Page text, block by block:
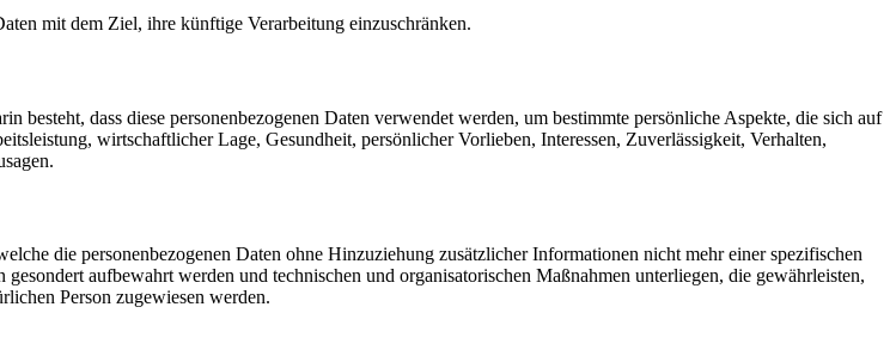
mit dem Ziel, ihre künftige Verarbeitung einzuschränken.
besteht, dass diese personenbezogenen Daten verwendet werden, um bestimmte persönliche Aspekte, die sich auf
wirtschaftlicher Lage, Gesundheit, persönlicher Vorlieben, Interessen, Zuverlässigkeit, Verhalten,
die personenbezogenen Daten ohne Hinzuziehung zusätzlicher Informationen nicht mehr einer spezifischen
aufbewahrt werden und technischen und organisatorischen Maßnahmen unterliegen, die gewährleisten,
Person zugewiesen werden.